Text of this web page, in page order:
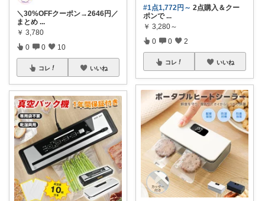
＼30%OFFクーポン→2646円／
まとめ ...
￥ 3,780
0 0 10
コレ いいね
#1点1,772円～ 2点購入＆クー
ポンで ...
￥ 3,280～
0 0 2
コレ いいね